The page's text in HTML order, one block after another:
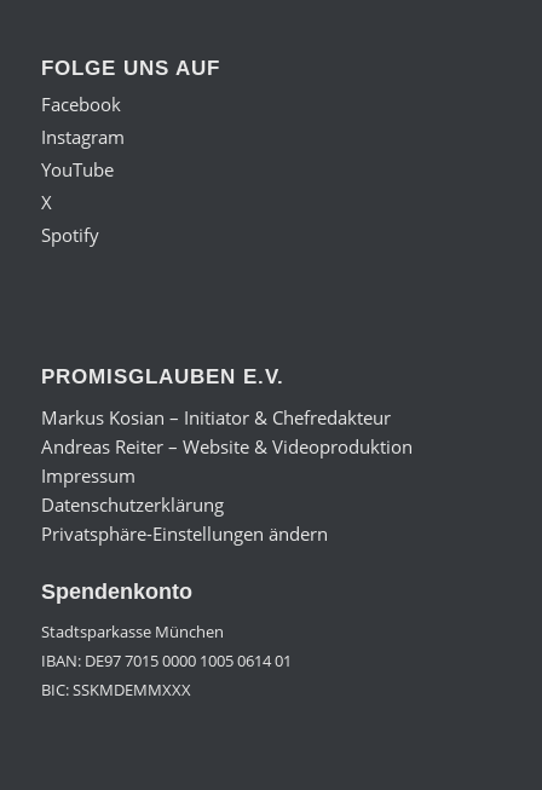
FOLGE UNS AUF
Facebook
Instagram
YouTube
X
Spotify
PROMISGLAUBEN E.V.
Markus Kosian – Initiator & Chefredakteur
Andreas Reiter – Website & Videoproduktion
Impressum
Datenschutzerklärung
Privatsphäre-Einstellungen ändern
Spendenkonto
Stadtsparkasse München
IBAN: DE97 7015 0000 1005 0614 01
BIC: SSKMDEMMXXX